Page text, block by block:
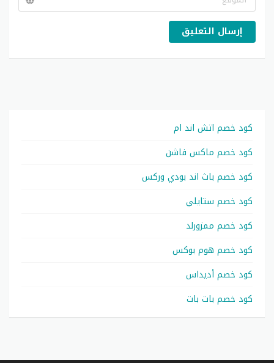
إرسال التعليق
كود خصم اتش اند ام
كود خصم ماكس فاشن
كود خصم باث اند بودي وركس
كود خصم ستايلي
كود خصم ممزورلد
كود خصم هوم بوكس
كود خصم أديداس
كود خصم بات بات